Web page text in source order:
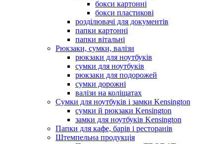
бокси картонні
бокси пластикові
розділювачі для документів
папки картонні
папки вітальні
Рюкзаки, сумки, валізи
рюкзаки для ноутбуків
сумки для ноутбуків
рюкзаки для подорожей
сумки дорожні
валізи на коліщатах
Сумки для ноутбуків і замки Kensington
сумки й рюкзаки Kensington
замки для ноутбуків Kensington
Папки для кафе, барів і ресторанів
Штемпельна продукція